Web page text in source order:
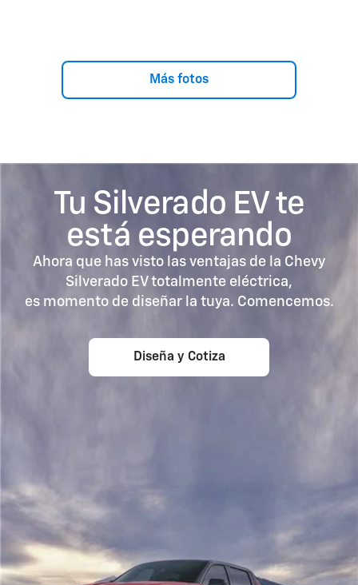
Más fotos
Tu Silverado EV te
está esperando
Ahora que has visto las ventajas de la Chevy
Silverado EV totalmente eléctrica,
es momento de diseñar la tuya. Comencemos.
Diseña y Cotiza